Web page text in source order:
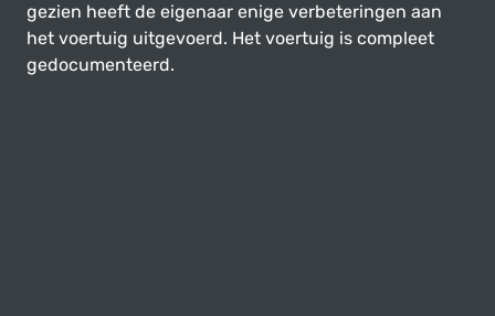
gezien heeft de eigenaar enige verbeteringen aan
het voertuig uitgevoerd. Het voertuig is compleet
gedocumenteerd.